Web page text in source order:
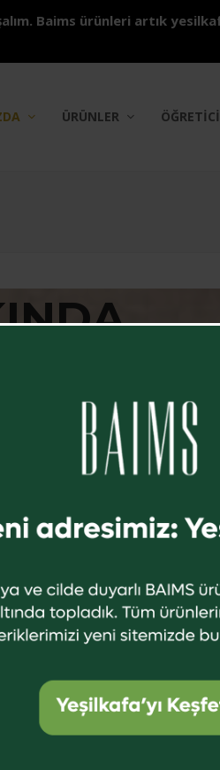
Baims ürünleri artık
ÜRÜNLER ÖĞRETİCİ
bir saygıyla
adamış, yok
birçok ülkede
doğdu. Bizim için
edilmeyen,
içerik içermeyen
kullanımına